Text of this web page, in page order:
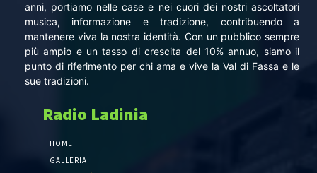
anni, portiamo nelle case e nei cuori dei nostri ascoltatori
musica, informazione e tradizione, contribuendo a
mantenere viva la nostra identità. Con un pubblico sempre
più ampio e un tasso di crescita del 10% annuo, siamo il
punto di riferimento per chi ama e vive la Val di Fassa e le
sue tradizioni.
Radio Ladinia
HOME
GALLERIA